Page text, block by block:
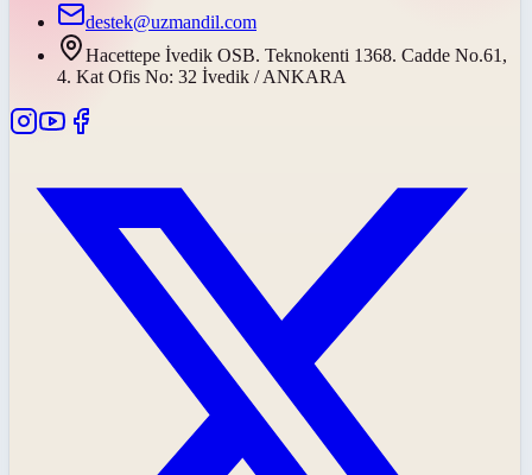
destek@uzmandil.com
Hacettepe İvedik OSB. Teknokenti 1368. Cadde No.61,
4. Kat Ofis No: 32 İvedik / ANKARA